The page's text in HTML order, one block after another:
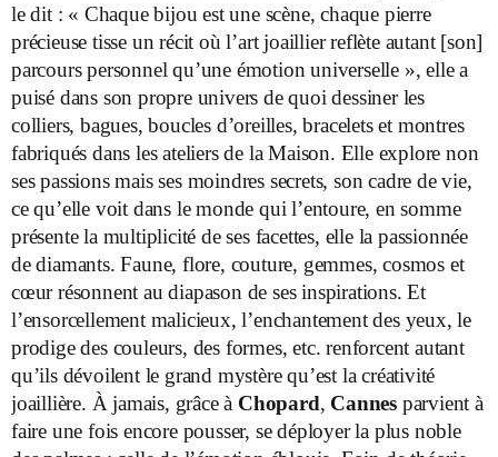
le dit : « Chaque bijou est une scène, chaque pierre
précieuse tisse un récit où l’art joaillier reflète autant [son]
parcours personnel qu’une émotion universelle », elle a
puisé dans son propre univers de quoi dessiner les
colliers, bagues, boucles d’oreilles, bracelets et montres
fabriqués dans les ateliers de la Maison. Elle explore non
ses passions mais ses moindres secrets, son cadre de vie,
ce qu’elle voit dans le monde qui l’entoure, en somme
présente la multiplicité de ses facettes, elle la passionnée
de diamants. Faune, flore, couture, gemmes, cosmos et
cœur résonnent au diapason de ses inspirations. Et
l’ensorcellement malicieux, l’enchantement des yeux, le
prodige des couleurs, des formes, etc. renforcent autant
qu’ils dévoilent le grand mystère qu’est la créativité
joaillière. À jamais, grâce à Chopard, Cannes parvient à
faire une fois encore pousser, se déployer la plus noble